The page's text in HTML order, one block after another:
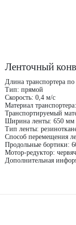
Ленточный
Длина транспортера
Тип: прямой
Скорость: 0,4 м/с
Материал
Транспортируемый
Ширина ленты: 650 мм
Тип ленты:
Способ перемещения
Продольные бортики:
Мотор-редуктор:
Дополнительная